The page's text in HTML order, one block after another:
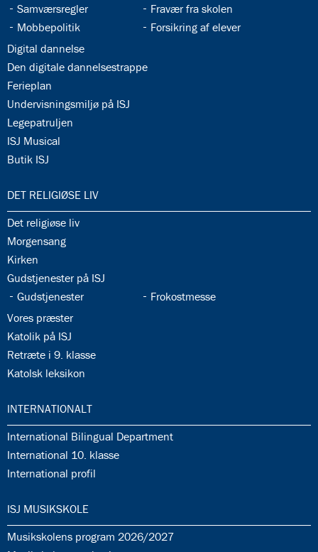
34.7:
Samværsregler 34.8:
Fravær fra skolen
34.9:
Mobbepolitik 34.10:
Forsikring af elever
34.11:
Digital dannelse
34.12:
Den digitale dannelsestrappe
34.13:
Ferieplan
34.14:
Undervisningsmiljø på ISJ
34.15:
Legepatruljen
34.16:
ISJ Musical
34.17:
Butik ISJ
35.0:
DET RELIGIØSE LIV
35.1:
Det religiøse liv
35.2:
Morgensang
35.3:
Kirken
35.4:
Gudstjenester på ISJ
35.5:
Gudstjenester 35.6:
Frokostmesse
35.7:
Vores præster
35.8:
Katolik på ISJ
35.9:
Retræte i 9. klasse
35.10:
Katolsk leksikon
36.0:
INTERNATIONALT
36.1:
International Bilingual Department
36.2:
International 10. klasse
36.3:
International profil
37.0:
ISJ MUSIKSKOLE
37.1:
Musikskolens program 2026/2027